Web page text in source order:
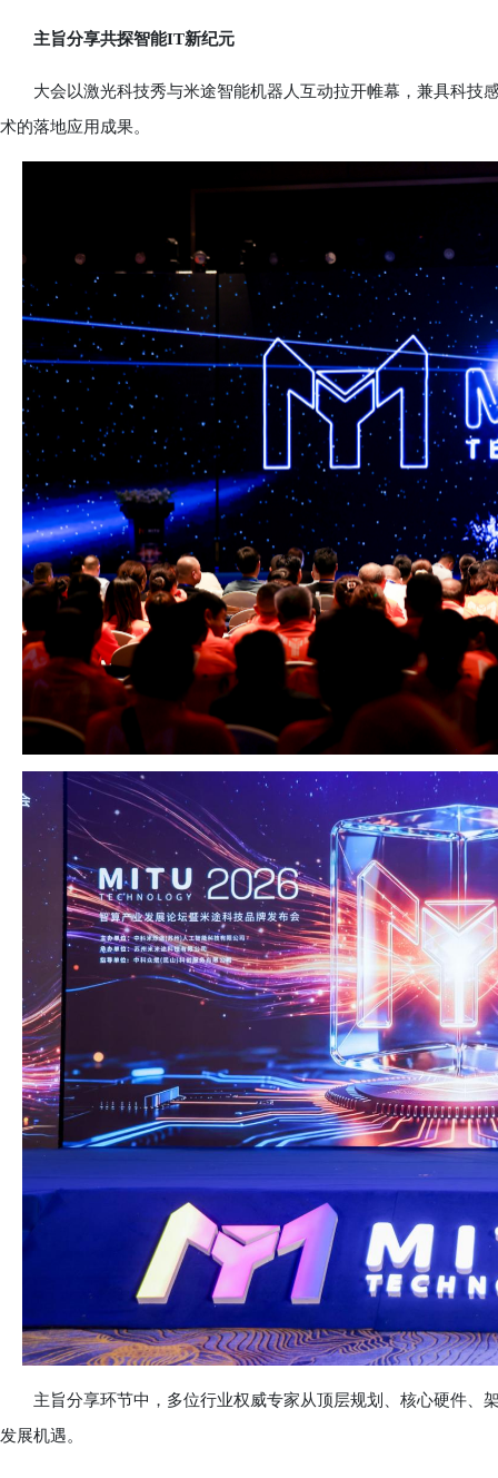
主旨分享共探智能IT新纪元
大会以激光科技秀与米途智能机器人互动拉开帷幕，兼具科技
术的落地应用成果。
主旨分享环节中，多位行业权威专家从顶层规划、核心硬件、
发展机遇。